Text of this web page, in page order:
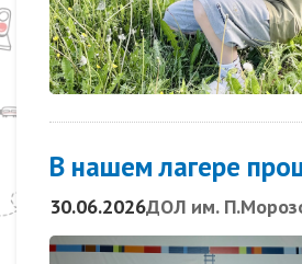
В нашем лагере
30.06.2026ДОЛ им.